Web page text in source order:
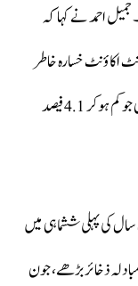
فیصد کر دی ہے ۔جمیل احمد نے کہا کہ
اکاؤنٹ خسارہ خاطر
خواہ کم ہوئے ہیں،مہنگائی مئی 2023 میں 38 فیصد تھی جو کم ہوکر 4.1 فیصد
سال کی پہلی ششماہی میں
ذخائر بڑھے، جون